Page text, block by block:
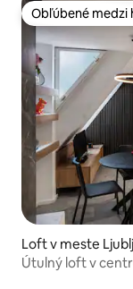
Obľúbené medzi
Obľúbené medzi
Loft v meste
Útulný loft v